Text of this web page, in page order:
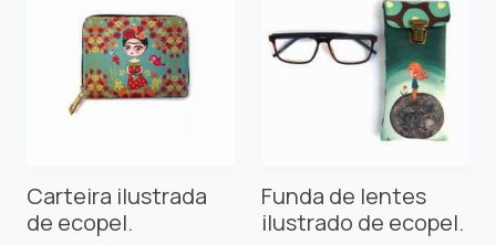
Carteira ilustrada
de ecopel.
Funda de lentes
ilustrado de ecopel.